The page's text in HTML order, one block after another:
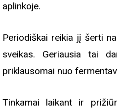
aplinkoje.
Periodiškai reikia jį šerti
sveikas. Geriausia tai
priklausomai nuo
Tinkamai laikant ir